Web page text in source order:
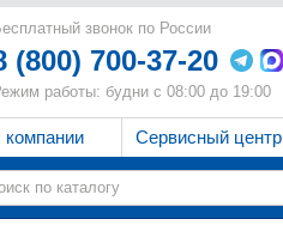
звонок по России
(800) 700-37-20
работы: будни с 08:00 до 19:00
Сервисный центр